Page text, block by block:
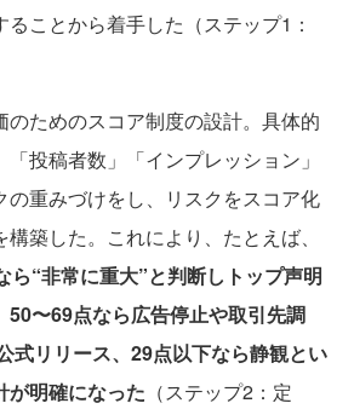
ことから着手した（ステップ1：
ためのスコア制度の設計。具体的
投稿者数」「インプレッション」
の重みづけをし、リスクをスコア化
築した。これにより、たとえば、
ら“非常に重大”と判断しトップ声明
50〜69点なら広告停止や取引先調
式リリース、29点以下なら静観とい
が明確になった （ステップ2：定